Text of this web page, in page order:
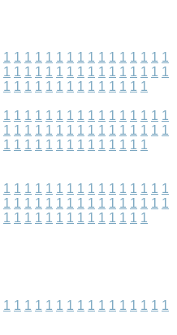
1 1 1 1 1 1 1 1 1 1 1 1 1 1 1 1
1 1 1 1 1 1 1 1 1 1 1 1 1 1 1 1
1 1 1 1 1 1 1 1 1 1 1 1 1 1
1 1 1 1 1 1 1 1 1 1 1 1 1 1 1 1
1 1 1 1 1 1 1 1 1 1 1 1 1 1 1 1
1 1 1 1 1 1 1 1 1 1 1 1 1 1
1 1 1 1 1 1 1 1 1 1 1 1 1 1 1 1
1 1 1 1 1 1 1 1 1 1 1 1 1 1 1 1
1 1 1 1 1 1 1 1 1 1 1 1 1 1
1 1 1 1 1 1 1 1 1 1 1 1 1 1 1 1